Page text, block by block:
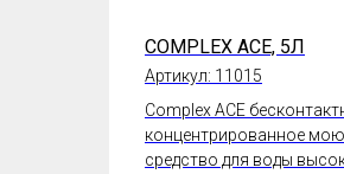
COMPLEX ACE, 5Л
Артикул: 11015
Complex ACE
концентрированное
средство для воды